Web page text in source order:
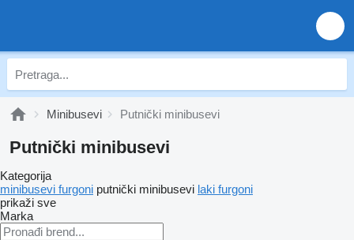
Minibusevi Putnički minibusevi
Putnički minibusevi
Kategorija
minibusevi furgoni putnički minibusevi laki furgoni
prikaži sve
Marka